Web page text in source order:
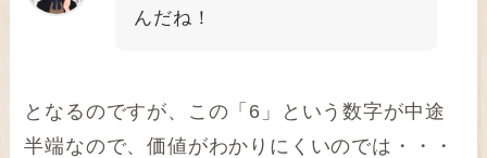
んだね！
となるのですが、この「6」という数字が中途
半端なので、価値がわかりにくいのでは・・・